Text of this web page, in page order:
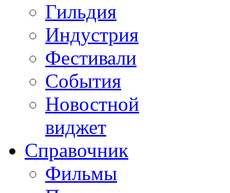
Гильдия
Индустрия
Фестивали
События
Новостной
виджет
Справочник
Фильмы